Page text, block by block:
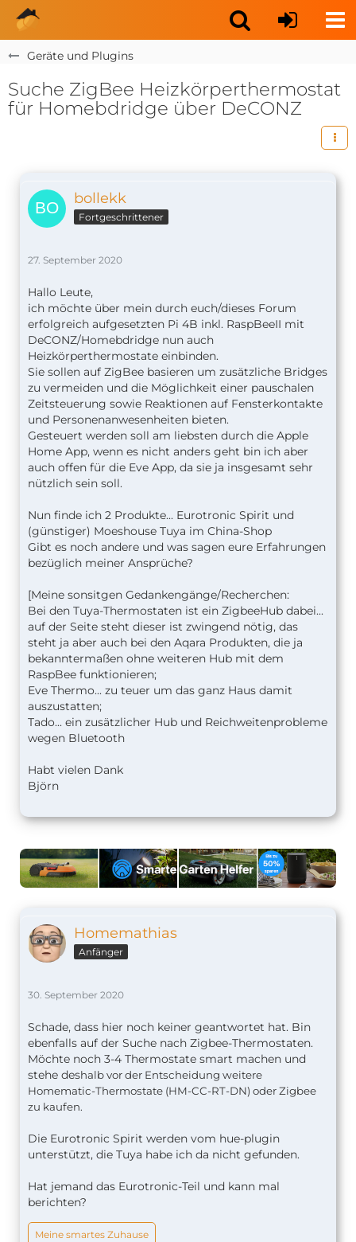
Geräte und Plugins
Suche ZigBee Heizkörperthermostat
für Homebdridge über DeCONZ
bollekk
Fortgeschrittener
27. September 2020
Hallo Leute,
ich möchte über mein durch euch/dieses Forum
erfolgreich aufgesetzten Pi 4B inkl. RaspBeeII mit
DeCONZ/Homebdridge nun auch
Heizkörperthermostate einbinden.
Sie sollen auf ZigBee basieren um zusätzliche Bridges
zu vermeiden und die Möglichkeit einer pauschalen
Zeitsteuerung sowie Reaktionen auf Fensterkontakte
und Personenanwesenheiten bieten.
Gesteuert werden soll am liebsten durch die Apple
Home App, wenn es nicht anders geht bin ich aber
auch offen für die Eve App, da sie ja insgesamt sehr
nützlich sein soll.
Nun finde ich 2 Produkte... Eurotronic Spirit und
(günstiger) Moeshouse Tuya im China-Shop
Gibt es noch andere und was sagen eure Erfahrungen
bezüglich meiner Ansprüche?
[Meine sonsitgen Gedankengänge/Recherchen:
Bei den Tuya-Thermostaten ist ein ZigbeeHub dabei...
auf der Seite steht dieser ist zwingend nötig, das
steht ja aber auch bei den Aqara Produkten, die ja
bekanntermaßen ohne weiteren Hub mit dem
RaspBee funktionieren;
Eve Thermo... zu teuer um das ganz Haus damit
auszustatten;
Tado... ein zusätzlicher Hub und Reichweitenprobleme
wegen Bluetooth
Habt vielen Dank
Björn
Homemathias
Anfänger
30. September 2020
Schade, dass hier noch keiner geantwortet hat. Bin
ebenfalls auf der Suche nach Zigbee-Thermostaten.
Möchte noch 3-4 Thermostate smart machen und
stehe deshalb vor der Entscheidung weitere
Homematic-Thermostate (HM-CC-RT-DN) oder Zigbee
zu kaufen.
Die Eurotronic Spirit werden vom hue-plugin
unterstützt, die Tuya habe ich da nicht gefunden.
Hat jemand das Eurotronic-Teil und kann mal
berichten?
Meine smartes Zuhause